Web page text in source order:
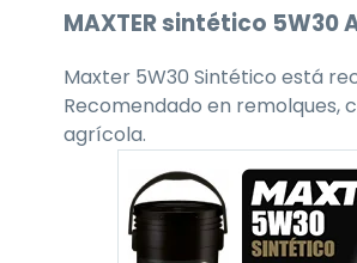
MAXTERsintético 5W30
Maxter 5W30 Sintético está
Recomendado en remolques,
agrícola.